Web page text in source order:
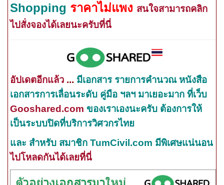
Shopping ราคาไม่แพง สนใจสามารถคลิก
ไปสั่งจองได้เลยนะครับที่นี่
อัปเดตอีกแล้ว ... มีเอกสาร รายการคำนวณ หนังสือ
เอกสารการเลื่อนระดับ คู่มือ ฯลฯ มาเยอะมาก ที่เว็บ
Gooshared.com ของเราเองนะครับ ต้องการให้
เป็นระบบปิดที่บริการวิศวกรไทย
และ สำหรับ สมาชิก TumCivil.com มีพิเศษแน่นอน
ไปโหลดกันได้เลยที่นี่